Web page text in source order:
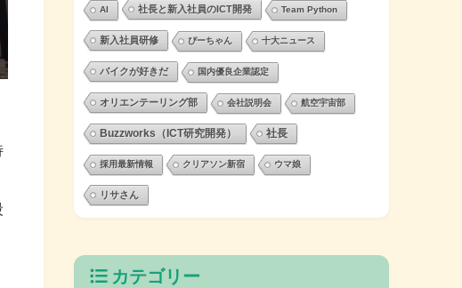
AI 社長と新入社員のICT開発 Team Python
新入社員研修 ぴーちゃん 十大ニュース
バイクが好きだ 国内優良企業認定
オリエンテーリング部 会社説明会 航空宇宙部
Buzzworks（ICT研究開発） 社長
採用最新情報 クリアソン新宿 ウマ娘
リサさん
カテゴリー